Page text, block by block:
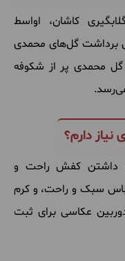
کاشان، اواسط
برداشت گل‌های محمدی
گل محمدی پر از شکوفه
داشتن کفش راحت و
سبک و راحت، و کرم
عکاسی برای ثبت